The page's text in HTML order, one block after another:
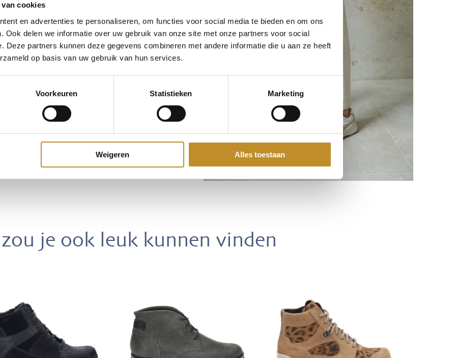
cookies
en advertenties te personaliseren, om functies voor social media te bieden en om ons
Ook delen we informatie over uw gebruik van onze site met onze partners voor social
Deze partners kunnen deze gegevens combineren met andere informatie die u aan ze heeft
op basis van uw gebruik van hun services.
Voorkeuren Statistieken Marketing
Weigeren Alles toestaan
je ook leuk kunnen vinden